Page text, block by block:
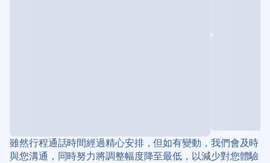
雖然行程通話時間經過精心安排，但如有變動，我們會及時
與您溝通，同時努力將調整幅度降至最低，以減少對您體驗